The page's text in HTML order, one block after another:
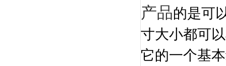
产品的是可
寸大小都可
它的一个基